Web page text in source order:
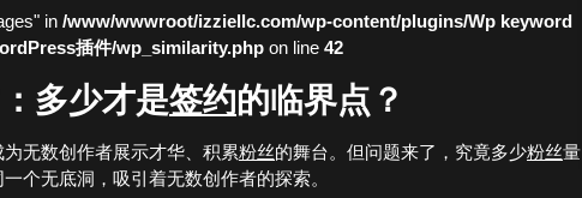
in /www/wwwroot/izziellc.com/wp-content/plugins/Wp keyword
插件/wp_similarity.php on line 42
多少才是签约的临界点？
无数创作者展示才华、积累粉丝的舞台。但问题来了，究竟多少粉丝量
个无底洞，吸引着无数创作者的探索。